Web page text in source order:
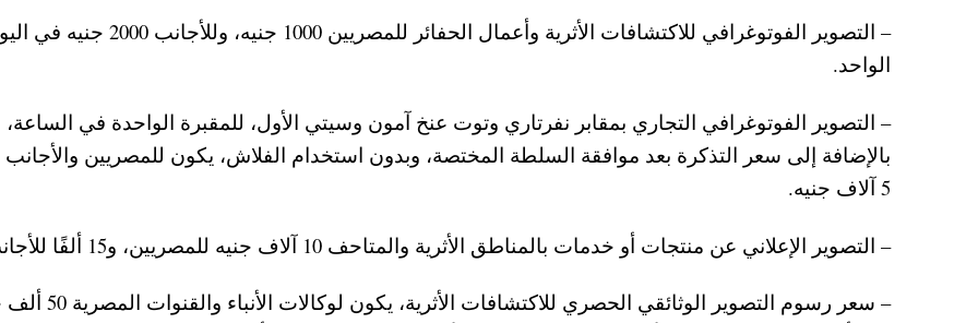
– التصوير الفوتوغرافي للاكتشافات الأثرية وأعمال الحفائر للمصريين 1000 جنيه، وللأجانب
الواحد.
– التصوير الفوتوغرافي التجاري بمقابر نفرتاري وتوت عنخ آمون وسيتي الأول، للمقبرة الواحدة في الساعة،
بالإضافة إلى سعر التذكرة بعد موافقة السلطة المختصة، وبدون استخدام الفلاش، يكون للمصريين والأجانب
5 آلاف جنيه.
– التصوير الإعلاني عن منتجات أو خدمات بالمناطق الأثرية والمتاحف 10 آلاف جنيه للمصريين، و15 ألفًا للأجانب.
– سعر رسوم التصوير الوثائقي الحصري للاكتشافات